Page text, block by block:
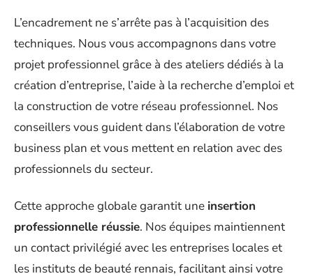
L’encadrement ne s’arrête pas à l’acquisition des
techniques. Nous vous accompagnons dans votre
projet professionnel grâce à des ateliers dédiés à la
création d’entreprise, l’aide à la recherche d’emploi et
la construction de votre réseau professionnel. Nos
conseillers vous guident dans l’élaboration de votre
business plan et vous mettent en relation avec des
professionnels du secteur.
Cette approche globale garantit une insertion
professionnelle réussie. Nos équipes maintiennent
un contact privilégié avec les entreprises locales et
les instituts de beauté rennais, facilitant ainsi votre